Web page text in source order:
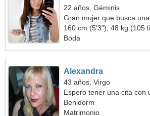
22 años, Géminis
Gran mujer que busca
160 cm (5'3"), 48 kg (105
Boda
Alexandra
43 años, Virgo
Espero tener una cita con
Benidorm
Matrimonio